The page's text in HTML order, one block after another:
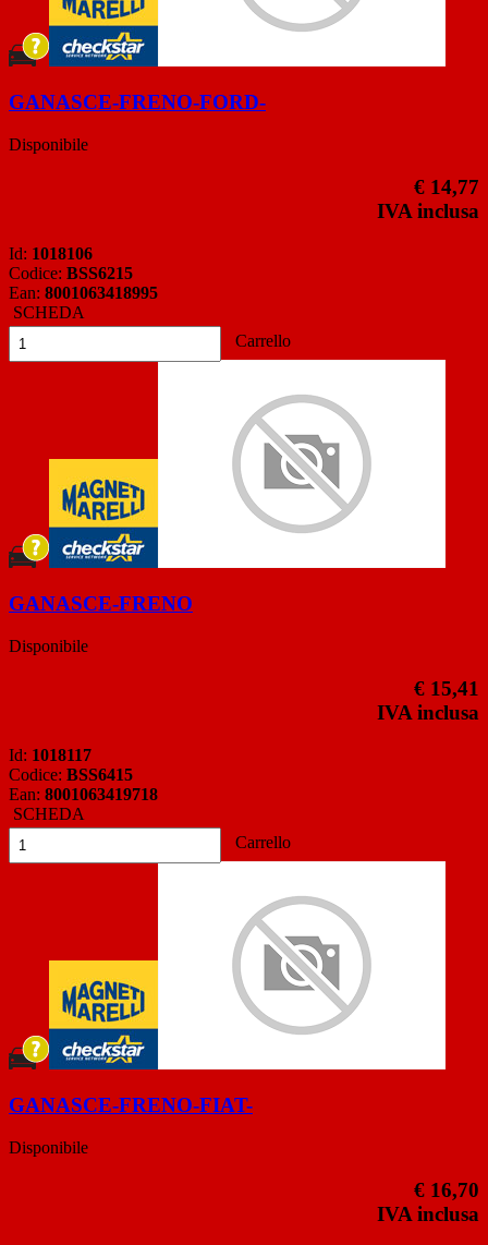
GANASCE-FRENO-FORD-
Disponibile
€ 14,77
IVA inclusa
Id: 1018106
Codice: BSS6215
Ean: 8001063418995
SCHEDA
Carrello
GANASCE-FRENO
Disponibile
€ 15,41
IVA inclusa
Id: 1018117
Codice: BSS6415
Ean: 8001063419718
SCHEDA
Carrello
GANASCE-FRENO-FIAT-
Disponibile
€ 16,70
IVA inclusa